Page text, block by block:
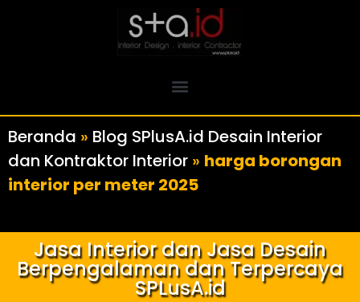
Beranda » Blog SPlusA.id Desain Interior
dan Kontraktor Interior » harga borongan
interior per meter 2025
Jasa Interior dan Jasa Desain
Berpengalaman dan Terpercaya
SPLusA.id